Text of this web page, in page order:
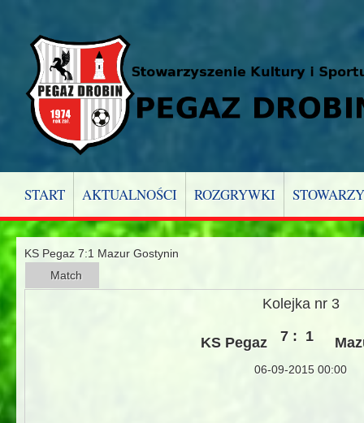
START AKTUALNOŚCI ROZGRYWKI
KS Pegaz 7:1 Mazur Gostynin
Match
Kolejka nr 3
KS Pegaz 7 : 1
06-09-2015 00:00